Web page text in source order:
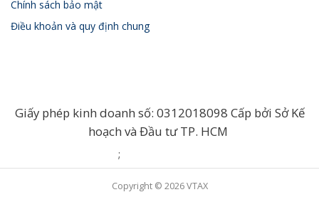
Chính sách bảo mật
Điều khoản và quy định chung
Giấy phép kinh doanh số: 0312018098 Cấp bởi Sở Kế
hoạch và Đầu tư TP. HCM
;
Copyright © 2026 VTAX